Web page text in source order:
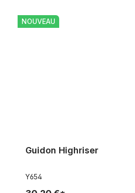
Guidon Highriser
NOUVEAU
Guidon Highriser
Y654